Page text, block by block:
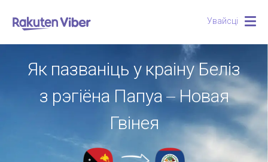
Увайсці
Як пазваніць у краіну Беліз
з рэгіёна Папуа – Новая
Гвінея